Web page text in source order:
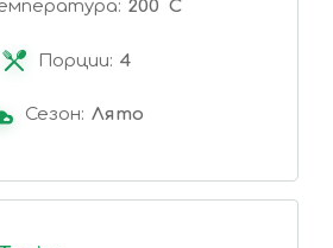
200 C
Порции: 4
Сезон: Лято